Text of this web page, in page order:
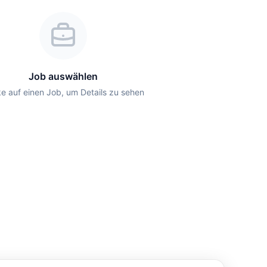
Job auswählen
auf einen Job, um Details zu sehen